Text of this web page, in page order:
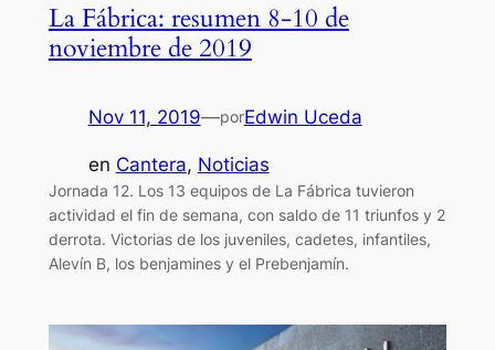
La Fábrica: resumen 8-10 de
noviembre de 2019
Nov 11, 2019—porEdwin Uceda
en Cantera, Noticias
Jornada 12. Los 13 equipos de La Fábrica tuvieron
actividad el fin de semana, con saldo de 11 triunfos y 2
derrota. Victorias de los juveniles, cadetes, infantiles,
Alevín B, los benjamines y el Prebenjamín.